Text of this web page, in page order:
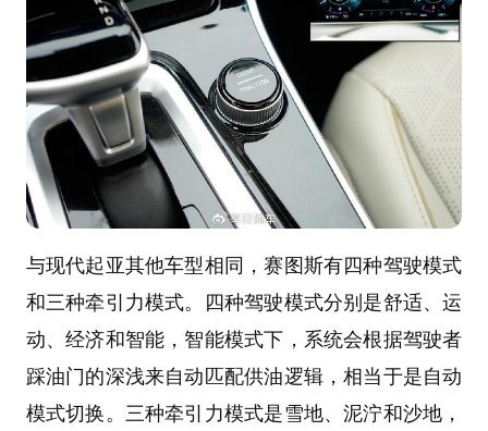
与现代起亚其他车型相同，赛图斯有四种驾驶模式
和三种牵引力模式。四种驾驶模式分别是舒适、运
动、经济和智能，智能模式下，系统会根据驾驶者
踩油门的深浅来自动匹配供油逻辑，相当于是自动
模式切换。三种牵引力模式是雪地、泥泞和沙地，